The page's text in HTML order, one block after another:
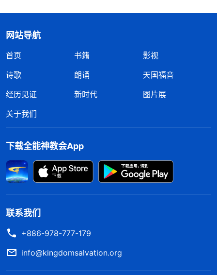
网站导航
首页 书籍
影视
诗歌
朗诵
天国福音
经历见证
新时代
图片展
关于我们
下载全能神教会App
联系我们
+886-978-777-179
info@kingdomsalvation.org